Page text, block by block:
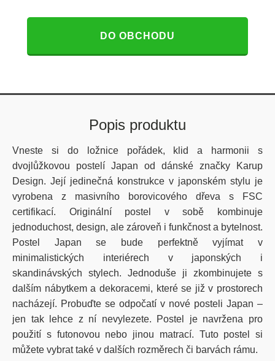
DO OBCHODU
Popis produktu
Vneste si do ložnice pořádek, klid a harmonii s
dvojlůžkovou postelí Japan od dánské značky Karup
Design. Její jedinečná konstrukce v japonském stylu je
vyrobena z masivního borovicového dřeva s FSC
certifikací. Originální postel v sobě kombinuje
jednoduchost, design, ale zároveň i funkčnost a bytelnost.
Postel Japan se bude perfektně vyjímat v
minimalistických interiérech v japonských i
skandinávských stylech. Jednoduše ji zkombinujete s
dalším nábytkem a dekoracemi, které se již v prostorech
nacházejí. Probuďte se odpočatí v nové posteli Japan –
jen tak lehce z ní nevylezete. Postel je navržena pro
použití s futonovou nebo jinou matrací. Tuto postel si
můžete vybrat také v dalších rozměrech či barvách rámu.